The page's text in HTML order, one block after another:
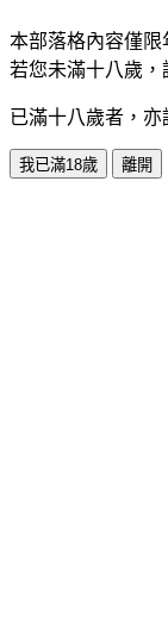
本部落格內容僅限
若您未滿十八歲，
已滿十八歲者，亦
我已滿18歲 離開